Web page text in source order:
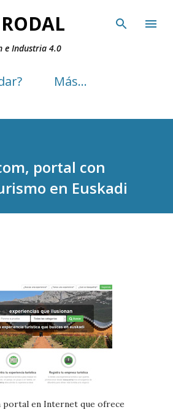
contenido principal
e Industria 4.0
Más…
portal con
en Euskadi
portal en Internet que ofrece